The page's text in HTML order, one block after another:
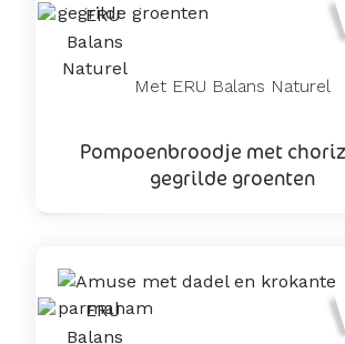
Met ERU Balans Naturel
Pompoenbroodje met
gegrilde groenten